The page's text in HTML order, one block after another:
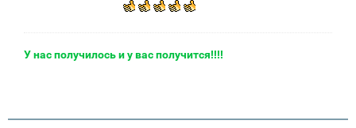
У нас получилось и у вас получится!!!!